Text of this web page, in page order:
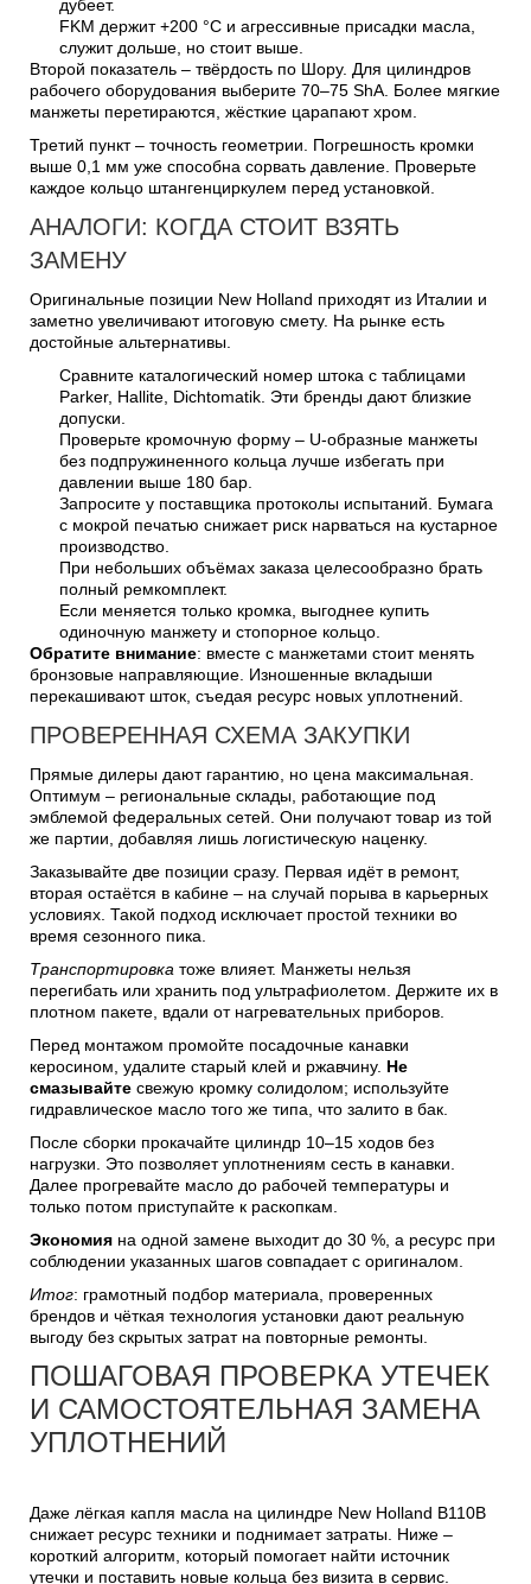
дубеет.
FKM держит +200 °C и агрессивные присадки масла,
служит дольше, но стоит выше.
Второй показатель – твёрдость по Шору. Для цилиндров
рабочего оборудования выберите 70–75 ShA. Более мягкие
манжеты перетираются, жёсткие царапают хром.
Третий пункт – точность геометрии. Погрешность кромки
выше 0,1 мм уже способна сорвать давление. Проверьте
каждое кольцо штангенциркулем перед установкой.
АНАЛОГИ: КОГДА СТОИТ ВЗЯТЬ
ЗАМЕНУ
Оригинальные позиции New Holland приходят из Италии и
заметно увеличивают итоговую смету. На рынке есть
достойные альтернативы.
Сравните каталогический номер штока с таб­лицами
Parker, Hallite, Dichtomatik. Эти бренды дают близкие
допуски.
Проверьте кромочную форму – U-образные манжеты
без подпружиненного кольца лучше избегать при
давлении выше 180 бар.
Запросите у поставщика протоколы испытаний. Бумага
с мокрой печатью снижает риск нарваться на кустарное
производство.
При небольших объёмах заказа целесообразно брать
полный ремкомплект.
Если меняется только кромка, выгоднее купить
одиночную манжету и стопорное кольцо.
Обратите внимание: вместе с манжетами стоит менять
бронзовые направляющие. Изношенные вкладыши
перекашивают шток, съедая ресурс новых уплотнений.
ПРОВЕРЕННАЯ СХЕМА ЗАКУПКИ
Прямые дилеры дают гарантию, но цена максимальная.
Оптимум – региональные склады, работающие под
эмблемой федеральных сетей. Они получают товар из той
же партии, добавляя лишь логистическую наценку.
Заказывайте две позиции сразу. Первая идёт в ремонт,
вторая остаётся в кабине – на случай порыва в карьерных
условиях. Такой подход исключает простой техники во
время сезонного пика.
Транспортировка тоже влияет. Манжеты нельзя
перегибать или хранить под ультрафиолетом. Держите их в
плотном пакете, вдали от нагревательных приборов.
Перед монтажом промойте посадочные канавки
керосином, удалите старый клей и ржавчину. Не
смазывайте свежую кромку солидолом; используйте
гидравлическое масло того же типа, что залито в бак.
После сборки прокачайте цилиндр 10–15 ходов без
нагрузки. Это позволяет уплотнениям сесть в канавки.
Далее прогревайте масло до рабочей температуры и
только потом приступайте к раскопкам.
Экономия на одной замене выходит до 30 %, а ресурс при
соблюдении указанных шагов совпадает с оригиналом.
Итог: грамотный подбор материала, проверенных
брендов и чёткая технология установки дают реальную
выгоду без скрытых затрат на повторные ремонты.
ПОШАГОВАЯ ПРОВЕРКА УТЕЧЕК
И САМОСТОЯТЕЛЬНАЯ ЗАМЕНА
УПЛОТНЕНИЙ
Даже лёгкая капля масла на цилиндре New Holland B110B
снижает ресурс техники и поднимает затраты. Ниже –
короткий алгоритм, который помогает найти источник
утечки и поставить новые кольца без визита в сервис.